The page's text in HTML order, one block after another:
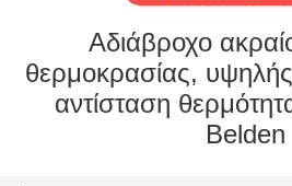
ΓΎΡΟΣ
ΕΡΓΟΣΤΑΣΊΩΝ
Αδιάβροχο
θερμοκρασίας,
αντίσταση
Belden